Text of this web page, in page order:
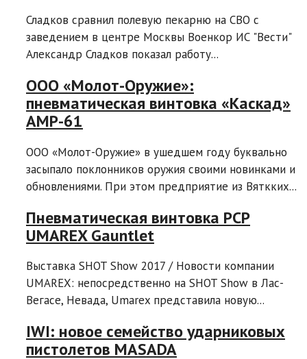
Сладков сравнил полевую пекарню на СВО с
заведением в центре Москвы Военкор ИС "Вести"
Александр Сладков показал работу...
ООО «Молот-Оружие»:
пневматическая винтовка «Каскад»
AMP-61
ООО «Молот-Оружие» в ушедшем году буквально
засыпало поклонников оружия своими новинками и
обновлениями. При этом предприятие из Вяткких...
Пневматическая винтовка PCP
UMAREX Gauntlet
Выставка SHOT Show 2017 / Новости компании
UMAREX: непосредственно на SHOT Show в Лас-
Вегасе, Невада, Umarex представила новую...
IWI: новое семейство ударниковых
пистолетов MASADA